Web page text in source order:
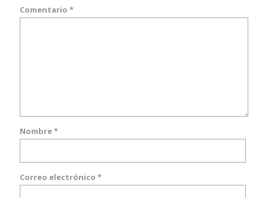
Comentario *
Nombre*
Correo electrónico *